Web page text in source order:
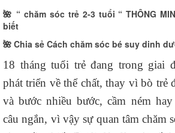
🌺 “ chăm sóc trẻ 2-3 tuổi “ THÔNG
biết
🌺 Chia sẻ Cách chăm sóc bé suy dinh
18 tháng tuổi trẻ đang trong giai
phát triển về thể chất, thay vì bò trẻ
và bước nhiều bước, cầm ném
câu ngắn, vì vậy sự quan tâm chăm